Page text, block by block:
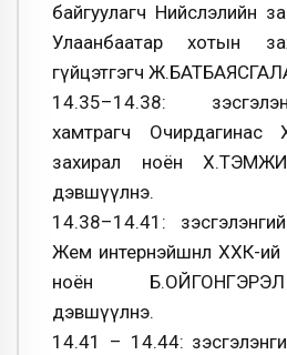
байгуулагч Нийслэлийн
Улаанбаатар хотын
гүйцэтгэгч
14.35–14.38:
хамтрагч Очирдагинас
захирал ноён
дэвшүүлнэ.
14.38–14.41:
Жем интернэйшнл ХХК-ий
ноён
дэвшүүлнэ.
14.41 – 14.44: